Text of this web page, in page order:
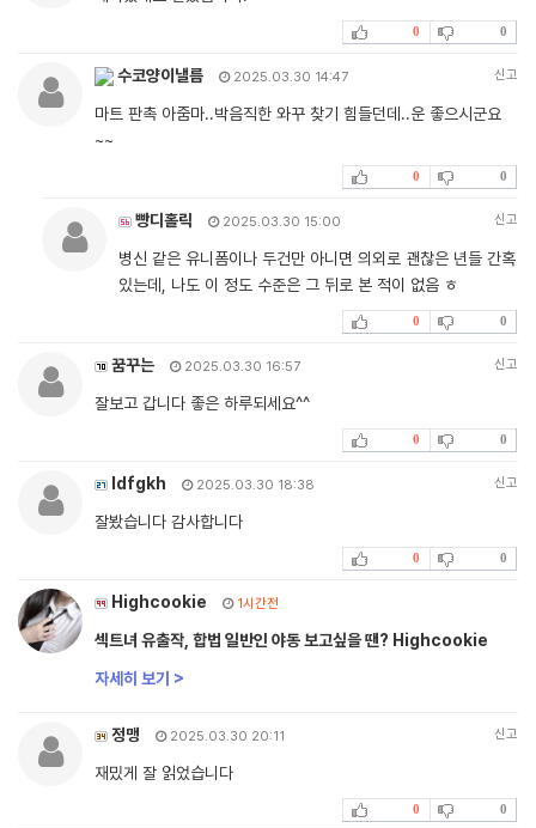
0 0
수코양이낼름 2025.03.30 14:47 신고
마트 판촉 아줌마..박음직한 와꾸 찾기 힘들던데..운 좋으시군요
~~
0 0
빵디홀릭 2025.03.30 15:00 신고
병신 같은 유니폼이나 두건만 아니면 의외로 괜찮은 년들 간혹
있는데, 나도 이 정도 수준은 그 뒤로 본 적이 없음 ㅎ
0 0
꿈꾸는 2025.03.30 16:57 신고
잘보고 갑니다 좋은 하루되세요^^
0 0
ldfgkh 2025.03.30 18:38 신고
잘봤습니다 감사합니다
0 0
Highcookie 1시간전
섹트녀 유출작, 합법 일반인 야동 보고싶을 땐? Highcookie
자세히 보기 >
정맹 2025.03.30 20:11 신고
재밌게 잘 읽었습니다
0 0